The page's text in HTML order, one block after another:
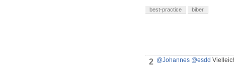
best-practice biber
2 @Johannes @esdd